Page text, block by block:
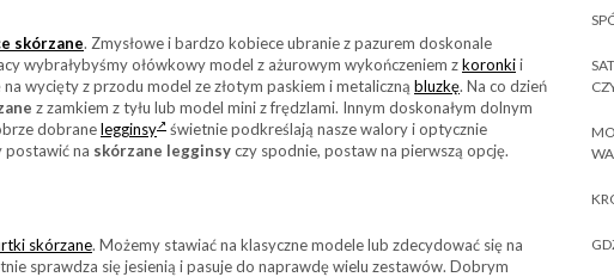
skórzane. Zmysłowe i bardzo kobiece ubranie z pazurem doskonale
wybrałybyśmy ołówkowy model z ażurowym wykończeniem zkoronkii
wycięty z przodu model ze złotym paskiem i metaliczną bluzkę. Na co dzień
z zamkiem z tyłu lub model mini z frędzlami. Innym doskonałym dolnym
dobranelegginsy
świetnie podkreślają nasze walory i optycznie
postawić na skórzane legginsyczy spodnie, postaw na pierwszą opcję.
skórzane. Możemy stawiać na klasyczne modele lub zdecydować się na
sprawdza się jesienią i pasuje do naprawdę wielu zestawów. Dobrym